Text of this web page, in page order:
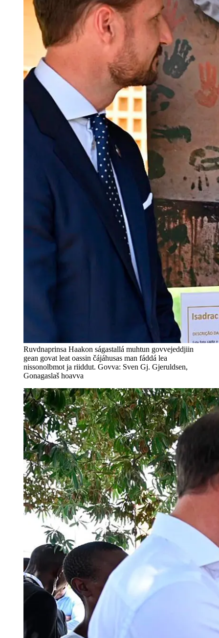
Ruvdnaprinsa Haakon ságastallá muhtun govvejeddjiin
gean govat leat oassin čájáhusas man fáddá lea
nissonolbmot ja riiddut. Govva: Sven Gj. Gjeruldsen,
Gonagaslaš hoavva